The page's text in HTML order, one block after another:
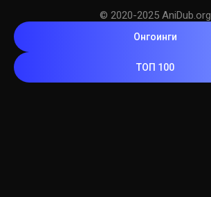
© 2020-2025 AniDub.org
Онгоинги
ТОП 100